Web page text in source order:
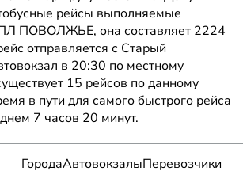
рейсы выполняемые
ПОВОЛЖЬЕ, она составляет 2224
отправляется с Старый
в 20:30 по местному
15 рейсов по данному
в пути для самого быстрого рейса
7 часов 20 минут.
ГородаАвтовокзалыПеревозчики